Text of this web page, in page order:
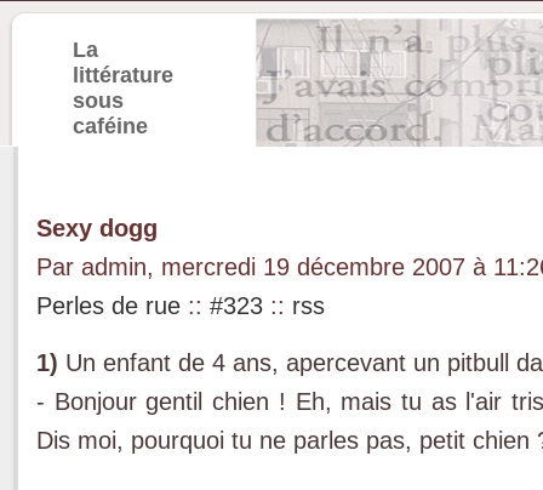
La
littérature
sous
caféine
Sexy dogg
Par admin, mercredi 19 décembre 2007 à
Perles de rue :: #323 :: rss
1) Un enfant de 4 ans, apercevant un pitbull
- Bonjour gentil chien ! Eh, mais tu as l'air
Dis moi, pourquoi tu ne parles pas, petit chien